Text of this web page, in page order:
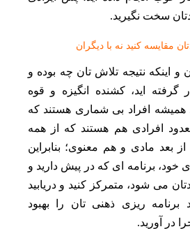
سخت نگیرید.
مقایسه کنید نه با دیگران
و اینکه نتیجه تلاش تان چه بوده و
گرفته‌ اید، کشنده انگیزه و قوه
افراد بی‌ شماری هستند که
معدود افرادی هم هستند که از همه
بعد مادی و هم معنوی؛ بنابراین
برنامه‌ ای که در پیش دارید و
می‌ شود، متمرکز کنید و دریابید
برنامه‌ ریزی ذهنی‌ تان را بهبود
در آورید.